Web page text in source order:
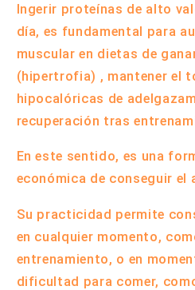
Ingerir proteínas de alto
día, es fundamental para
muscular en dietas de
(hipertrofia) , mantener el
hipocalóricas de
recuperación tras
En este sentido, es una
económica de conseguir
Su practicidad permite
en cualquier momento,
entrenamiento, o en
dificultad para comer,